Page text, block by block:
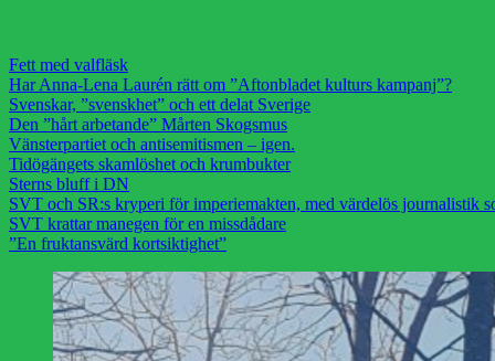
Fett med valfläsk
Har Anna-Lena Laurén rätt om ”Aftonbladet kulturs kampanj”?
Svenskar, ”svenskhet” och ett delat Sverige
Den ”hårt arbetande” Mårten Skogsmus
Vänsterpartiet och antisemitismen – igen.
Tidögängets skamlöshet och krumbukter
Sterns bluff i DN
SVT och SR:s kryperi för imperiemakten, med värdelös journalistik
SVT krattar manegen för en missdådare
”En fruktansvärd kortsiktighet”